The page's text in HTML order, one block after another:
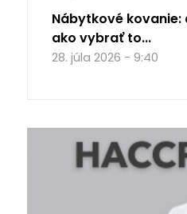
Nábytkové kovanie:
ako vybrať to...
28. júla 2026 - 9:40